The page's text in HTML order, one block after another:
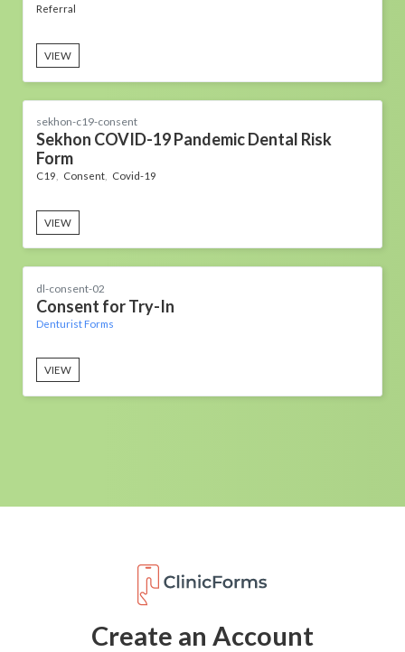
Referral
VIEW
sekhon-c19-consent
Sekhon COVID-19 Pandemic Dental Risk
Form
C19 Consent Covid-19
VIEW
dl-consent-02
Consent for Try-In
Denturist Forms
VIEW
Create an Account